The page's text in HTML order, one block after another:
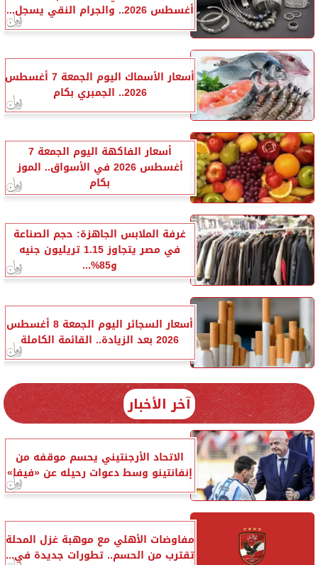
أغسطس 2026.. والجرام النقي يسجل...
أسعار الأسماك اليوم الجمعة 7 أغسطس
2026.. الجمبري بكام
أسعار الفاكهة اليوم الجمعة 7
أغسطس 2026 في الأسواق.. الموز
بكام
غرفة الملابس الجاهزة: حجم الصناعة
في مصر يتجاوز 1.15 تريليون جنيه
و85%...
أسعار السجائر اليوم الجمعة 8 أغسطس
2026 بعد الزيادة.. القائمة الكاملة
آخر الأخبار
الاتحاد الأرجنتيني يحسم موقفه من
إنفانتينو وسط دعوات رحيله عن «فيفا»
مفاوضات الأهلي مع موهبة غزل المحلة
تقترب من الحسم.. تطورات جديدة في...